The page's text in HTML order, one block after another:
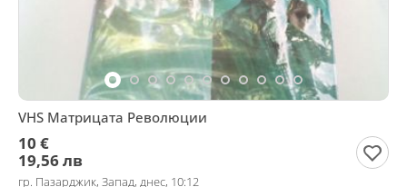
VHS Матрицата Революции
10 €
19,56 лв
гр. Пазарджик, Запад, днес, 10:12